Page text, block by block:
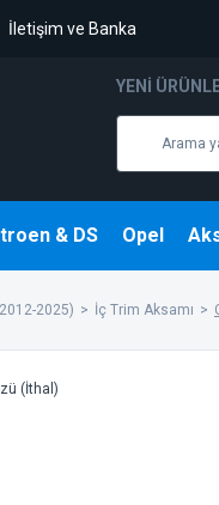
İletişim ve Banka
YENI
& DS Opel
2025) İç Trim Aksamı